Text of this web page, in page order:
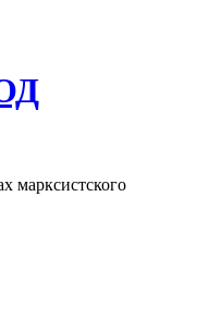
марксистского